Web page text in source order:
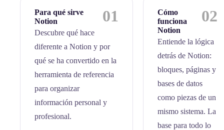
Para qué sirve
Notion
01
Descubre qué hace
diferente a Notion y por
qué se ha convertido en la
herramienta de referencia
para organizar
información personal y
profesional.
Cómo
funciona
Notion
02
Entiende la lógica
detrás de Notion:
bloques, páginas y
bases de datos
como piezas de un
mismo sistema. La
base para todo lo